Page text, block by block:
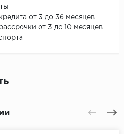
от 3 до 36 месяцев
от 3 до 10 месяцев